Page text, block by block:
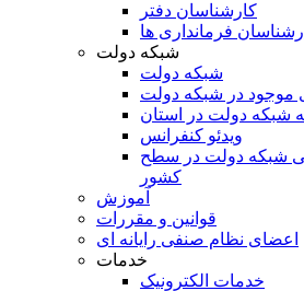
کارشناسان دفتر
فرمانداری ها
شبکه دولت
شبکه دولت
در شبکه دولت
شبکه دولت در استان
ویدئو کنفرانس
شبکه دولت در سطح
کشور
آموزش
قوانین و مقررات
اعضای نظام صنفی رایانه ای
خدمات
خدمات الکترونیک